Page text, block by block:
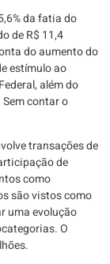
da fatia do
de R$ 11,4
do aumento do
estímulo ao
além do
contar o
transações de
de
como
são vistos como
uma evolução
O